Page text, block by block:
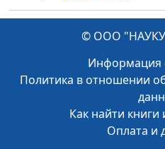
© ООО
Информация
Политика в отношении
Как найти книги
Оплата и